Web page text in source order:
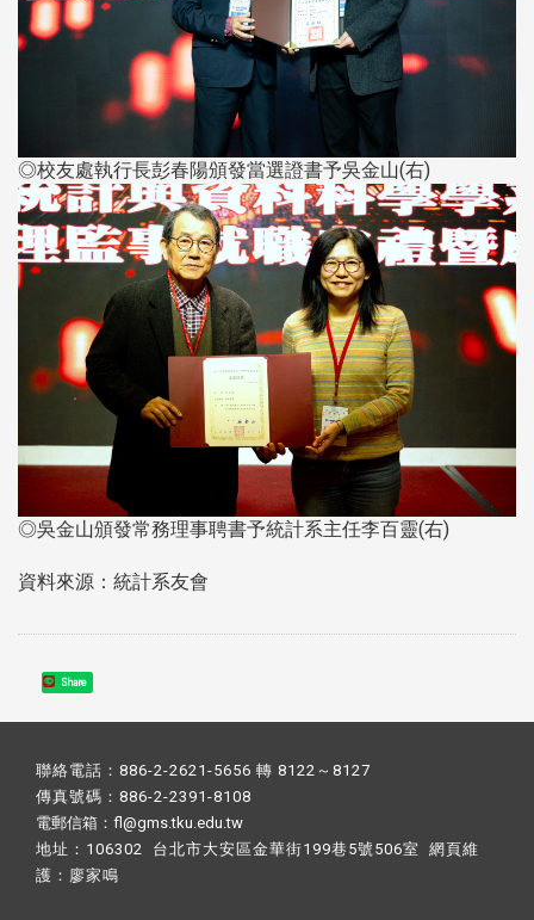
◎校友處執行長彭春陽頒發當選證書予吳金山(右)
◎吳金山頒發常務理事聘書予統計系主任李百靈(右)
資料來源：統計系友會
Share
聯絡電話：886-2-2621-5656 轉 8122～8127
傳真號碼：886-2-2391-8108
電郵信箱：fl@gms.tku.edu.tw
地址：106302 台北市大安區金華街199巷5號506室 網頁維
護： 廖家鳴​